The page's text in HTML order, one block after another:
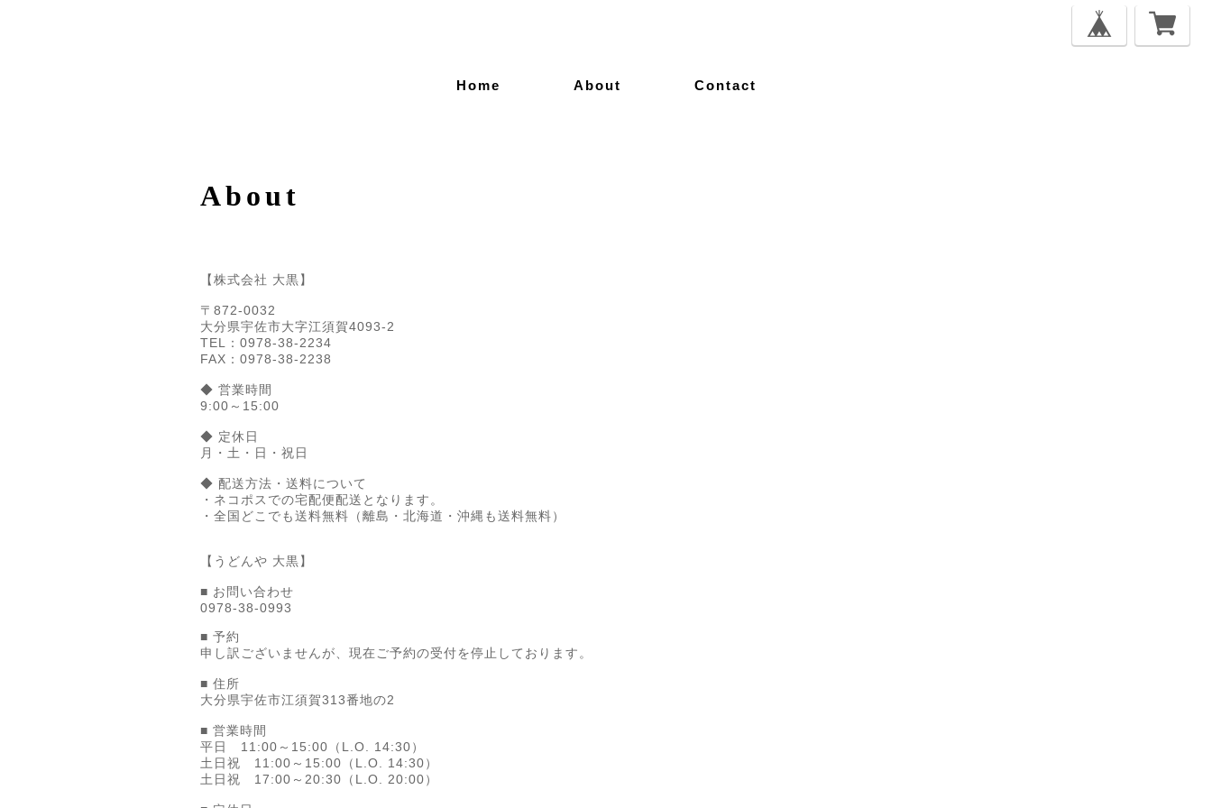
Home About Contact
About
【株式会社 大黒】
〒872-0032
大分県宇佐市大字江須賀4093-2
TEL：0978-38-2234
FAX：0978-38-2238
◆ 営業時間
9:00～15:00
◆ 定休日
月・土・日・祝日
◆ 配送方法・送料について
・ネコポスでの宅配便配送となります。
・全国どこでも送料無料（離島・北海道・沖縄も送料無料）
【うどんや 大黒】
■ お問い合わせ
0978-38-0993
■ 予約
申し訳ございませんが、現在ご予約の受付を停止しております。
■ 住所
大分県宇佐市江須賀313番地の2
■ 営業時間
平日 11:00～15:00（L.O. 14:30）
土日祝 11:00～15:00（L.O. 14:30）
土日祝 17:00～20:30（L.O. 20:00）